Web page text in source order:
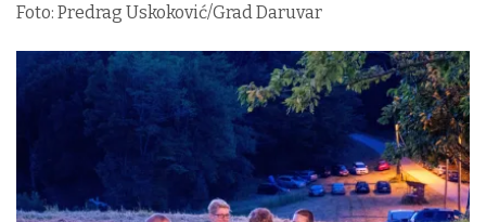
Foto: Predrag Uskoković/Grad Daruvar